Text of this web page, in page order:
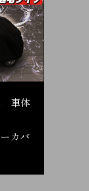
車体
カバ